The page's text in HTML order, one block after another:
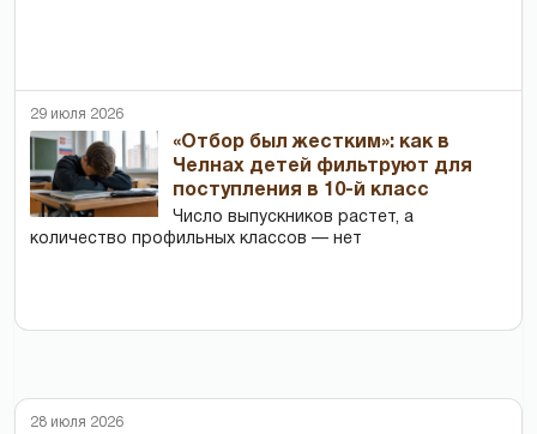
29 июля 2026
«Отбор был жестким»: как в
Челнах детей фильтруют для
поступления в 10-й класс
Число выпускников растет, а
количество профильных классов — нет
28 июля 2026